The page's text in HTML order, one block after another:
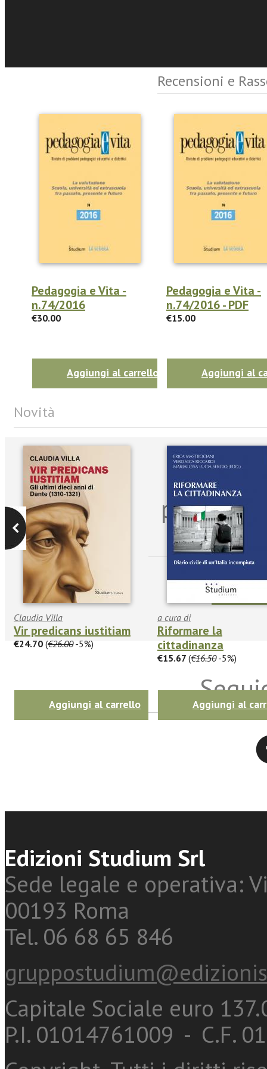
Recensioni e
Pedagogia e Vita -
n.74/2016
€30.00
Aggiungi al carrello
Pedagogia e Vita -
n.74/2016 - PDF
€15.00
Aggiungi al
Novità
Claudia Villa
Vir predicans iustitiam
€24.70 (€26.00-5%)
Aggiungi al carrello
a cura di
Riformare la
cittadinanza
€15.67 (€16.50-5%)
Aggiungi al
Iscriviti
per
sulle
Edizioni Studium Srl
Sede legale e operativa:
00193 Roma
Tel. 06 68 65 846
Capitale Sociale euro
P.I. 01014761009 - C.F.